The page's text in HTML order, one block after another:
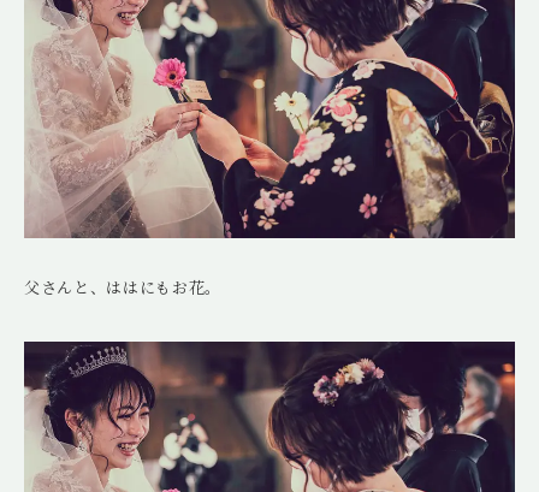
父さんと、ははにもお花。